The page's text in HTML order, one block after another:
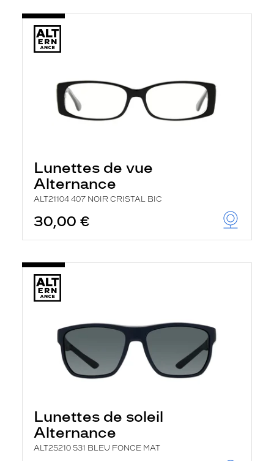
Lunettes de vue
Alternance
ALT21104 407 NOIR CRISTAL BIC
30,00 €
Lunettes de soleil
Alternance
ALT25210 531 BLEU FONCE MAT